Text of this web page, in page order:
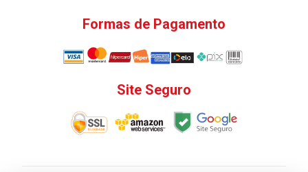
Formas de Pagamento
Site Seguro